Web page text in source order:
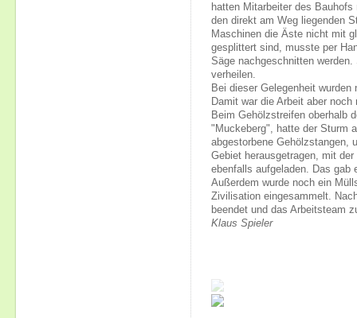
hatten Mitarbeiter des
den direkt am Weg liegenden
Maschinen die Äste nicht mit
gesplittert sind, musste per
Säge nachgeschnitten
verheilen.
Bei dieser Gelegenheit
Damit war die Arbeit aber noch
Beim Gehölzstreifen oberhalb
"Muckeberg", hatte der Sturm
abgestorbene Gehölzstangen,
Gebiet herausgetragen, mit
ebenfalls aufgeladen. Das gab
Außerdem wurde noch ein
Zivilisation eingesammelt.
beendet und das Arbeitsteam
Klaus Spieler